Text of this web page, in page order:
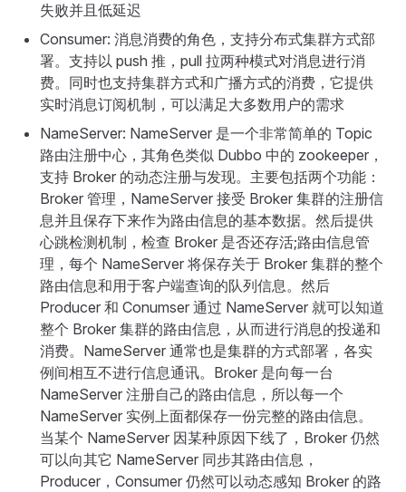
失败并且低延迟
Consumer: 消息消费的角色，支持分布式集群方式部
署。支持以 push 推，pull 拉两种模式对消息进行消
费。同时也支持集群方式和广播方式的消费，它提供
实时消息订阅机制，可以满足大多数用户的需求
NameServer: NameServer 是一个非常简单的 Topic
路由注册中心，其角色类似 Dubbo 中的 zookeeper，
支持 Broker 的动态注册与发现。主要包括两个功能：
Broker 管理，NameServer 接受 Broker 集群的注册信
息并且保存下来作为路由信息的基本数据。然后提供
心跳检测机制，检查 Broker 是否还存活;路由信息管
理，每个 NameServer 将保存关于 Broker 集群的整个
路由信息和用于客户端查询的队列信息。然后
Producer 和 Conumser 通过 NameServer 就可以知道
整个 Broker 集群的路由信息，从而进行消息的投递和
消费。NameServer 通常也是集群的方式部署，各实
例间相互不进行信息通讯。Broker 是向每一台
NameServer 注册自己的路由信息，所以每一个
NameServer 实例上面都保存一份完整的路由信息。
当某个 NameServer 因某种原因下线了，Broker 仍然
可以向其它 NameServer 同步其路由信息，
Producer，Consumer 仍然可以动态感知 Broker 的路